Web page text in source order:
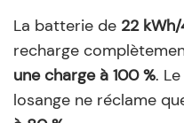
La batterie de 22
recharge
une charge à 100 %.
losange ne réclame